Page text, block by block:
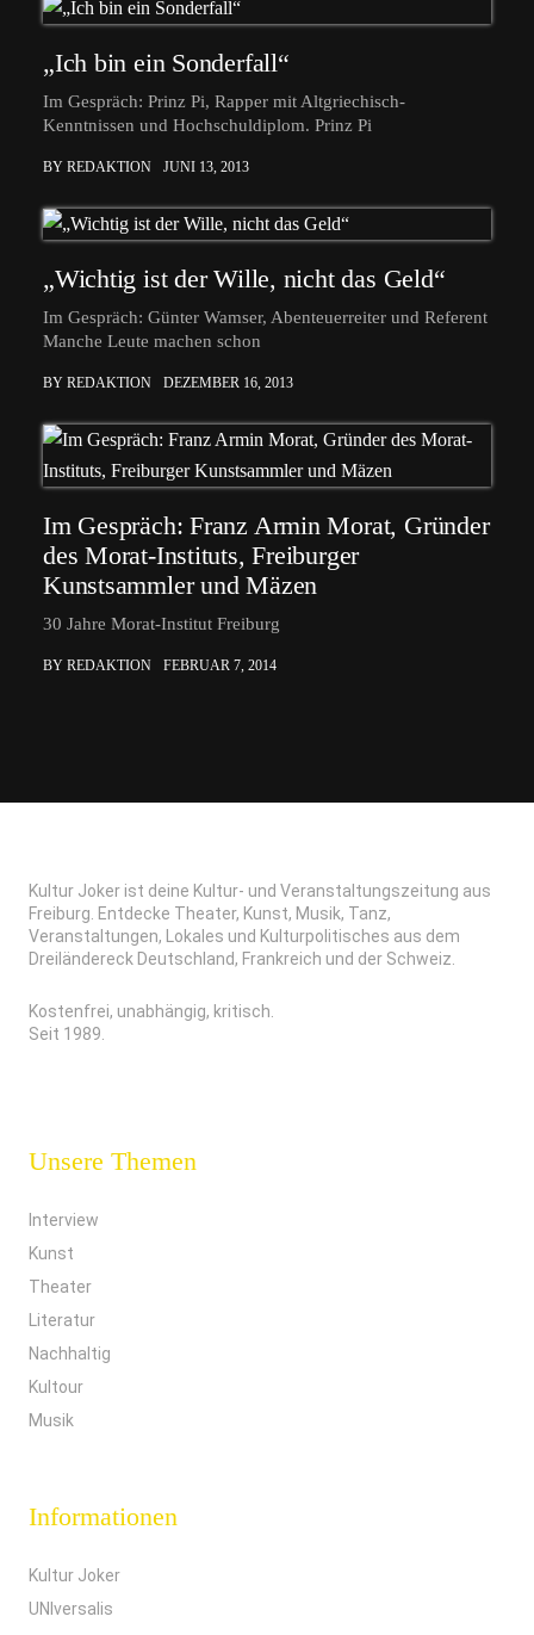
„Ich bin ein Sonderfall“
Im Gespräch: Prinz Pi, Rapper mit Altgriechisch-
Kenntnissen und Hochschuldiplom. Prinz Pi
BY REDAKTION JUNI 13, 2013
„Wichtig ist der Wille, nicht das Geld“
Im Gespräch: Günter Wamser, Abenteuerreiter und Referent
Manche Leute machen schon
BY REDAKTION DEZEMBER 16, 2013
Im Gespräch: Franz Armin Morat, Gründer
des Morat-Instituts, Freiburger
Kunstsammler und Mäzen
30 Jahre Morat-Institut Freiburg
BY REDAKTION FEBRUAR 7, 2014
Kultur Joker ist deine Kultur- und Veranstaltungszeitung aus
Freiburg. Entdecke Theater, Kunst, Musik, Tanz,
Veranstaltungen, Lokales und Kulturpolitisches aus dem
Dreiländereck Deutschland, Frankreich und der Schweiz.
Kostenfrei, unabhängig, kritisch.
Seit 1989.
Unsere Themen
Interview
Kunst
Theater
Literatur
Nachhaltig
Kultour
Musik
Informationen
Kultur Joker
UNIversalis